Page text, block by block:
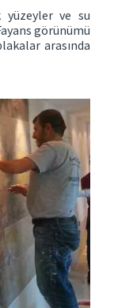
ve su
görünümü
arasında